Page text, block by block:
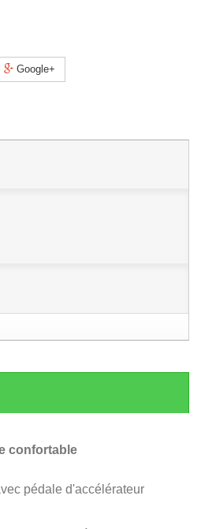
Google+
confortable
pédale d'accélérateur